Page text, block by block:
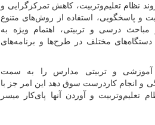
نظام تعلیم‌وتربیت، کاهش تمرکزگرایی و
و پاسخگویی، استفاده از روش‌های متنوع
درسی و تربیتی، اهتمام ویژه به
مختلف در طرح‌ها و برنامه‌های
آموزشی و تربیتی مدارس را به سمت
و انجام کاردرست سوق دهد این امر جز با
و آوردن آنها پای‌کار میسر